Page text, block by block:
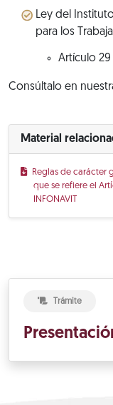
Ley del
para los
Artículo 29
Consúltalo en
Material
Reglas de carácter
que se refiere el
INFONAVIT
Trámite